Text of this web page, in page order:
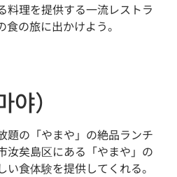
料理を提供する一流レストラ
の旅に出かけよう。
）
題の「やまや」の絶品ランチ
汝矣島区にある「やまや」の
食体験を提供してくれる。